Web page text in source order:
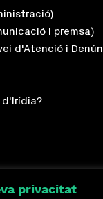
privacitat
i premsa)
d'Atenció i
d'Irídia?